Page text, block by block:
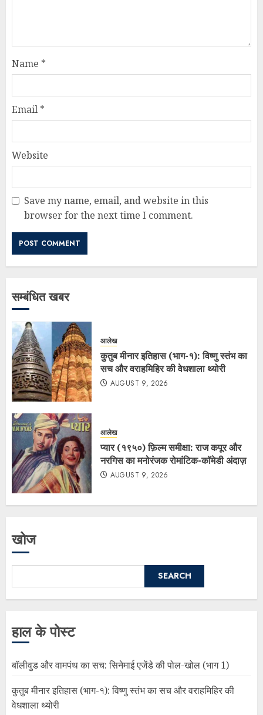
Name *
Email *
Website
Save my name, email, and website in this
browser for the next time I comment.
सम्बंधित खबर
आलेख
कुतुब मीनार इतिहास (भाग-१): विष्णु स्तंभ का
सच और वराहमिहिर की वेधशाला थ्योरी
AUGUST 9, 2026
आलेख
प्यार (१९५०) फ़िल्म समीक्षा: राज कपूर और
नरगिस का मनोरंजक रोमांटिक-कॉमेडी अंदाज़
AUGUST 9, 2026
खोज
SEARCH
हाल के पोस्ट
बॉलीवुड और वामपंथ का सच: सिनेमाई एजेंडे की पोल-खोल (भाग 1)
कुतुब मीनार इतिहास (भाग-१): विष्णु स्तंभ का सच और वराहमिहिर की
वेधशाला थ्योरी